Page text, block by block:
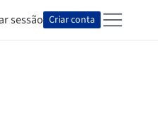
sessão Criar conta